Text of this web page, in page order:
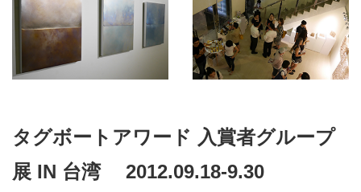
タグボートアワード 入賞者グループ
展 IN 台湾 2012.09.18-9.30